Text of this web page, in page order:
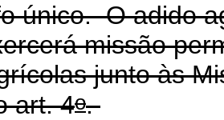
único. O adido
missão
junto às
art. 4o.